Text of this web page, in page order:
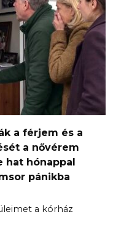
a férjem és a
a nővérem
hat hónappal
pánikba
a kórház